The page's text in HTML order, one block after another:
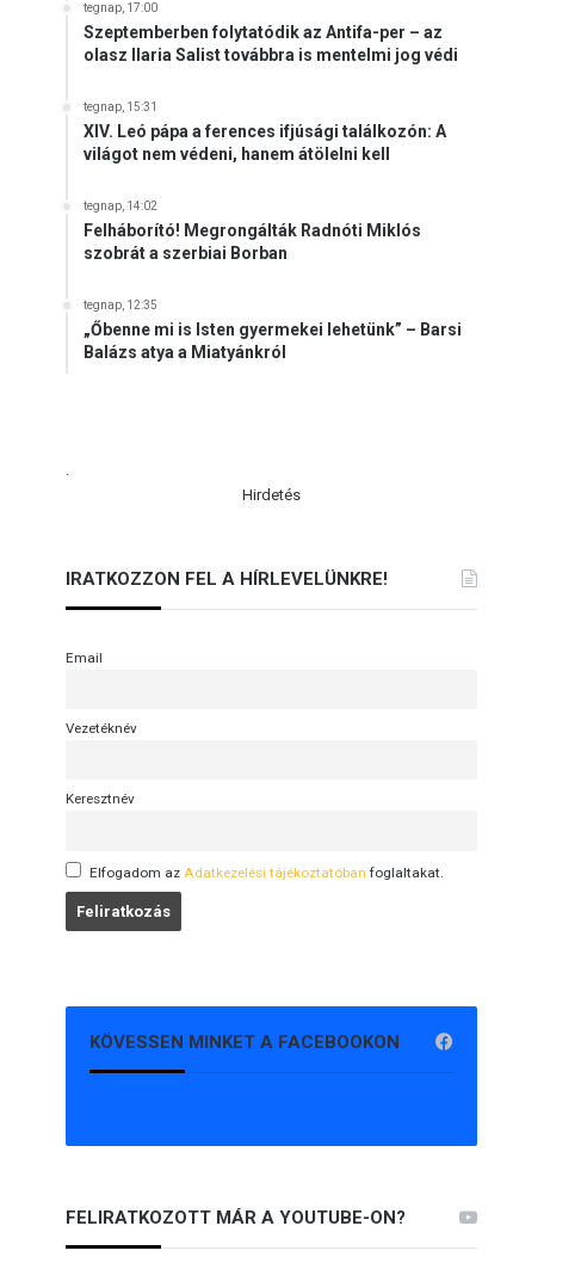
tegnap, 17:00
Szeptemberben folytatódik az Antifa-per – az
olasz Ilaria Salist továbbra is mentelmi jog védi
tegnap, 15:31
XIV. Leó pápa a ferences ifjúsági találkozón: A
világot nem védeni, hanem átölelni kell
tegnap, 14:02
Felháborító! Megrongálták Radnóti Miklós
szobrát a szerbiai Borban
tegnap, 12:35
„Őbenne mi is Isten gyermekei lehetünk” – Barsi
Balázs atya a Miatyánkról
.
Hirdetés
IRATKOZZON FEL A HÍRLEVELÜNKRE!
Email
Vezetéknév
Keresztnév
Elfogadom az Adatkezelési tájékoztatóban foglaltakat.
KÖVESSEN MINKET A FACEBOOKON
FELIRATKOZOTT MÁR A YOUTUBE-ON?